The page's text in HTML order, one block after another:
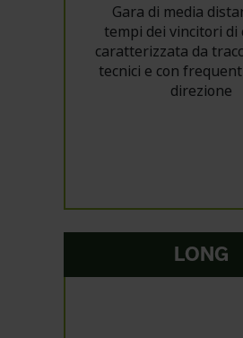
Gara di media
tempi dei vincitori di
caratterizzata da
tecnici e con
direzione
LONG